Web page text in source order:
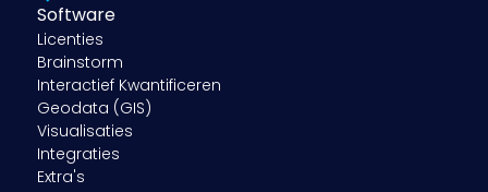
Software
Licenties
Brainstorm
Interactief Kwantificeren
Geodata (GIS)
Visualisaties
Integraties
Extra's